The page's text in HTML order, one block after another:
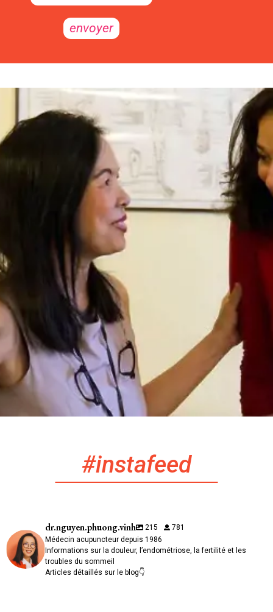
#instafeed
dr.nguyen.phuong.vinh 215
781
Médecin acupuncteur depuis 1986
Informations sur la douleur, l’endométriose, la fertilité et les
troubles du sommeil
Articles détaillés sur le blog👇